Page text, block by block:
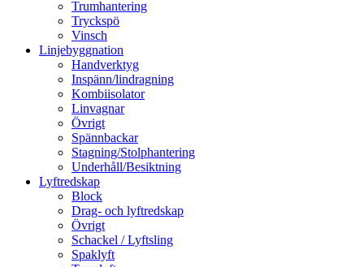
Trumhantering
Tryckspö
Vinsch
Linjebyggnation
Handverktyg
Inspänn/lindragning
Kombiisolator
Linvagnar
Övrigt
Spännbackar
Stagning/Stolphantering
Underhåll/Besiktning
Lyftredskap
Block
Drag- och lyftredskap
Övrigt
Schackel / Lyftsling
Spaklyft